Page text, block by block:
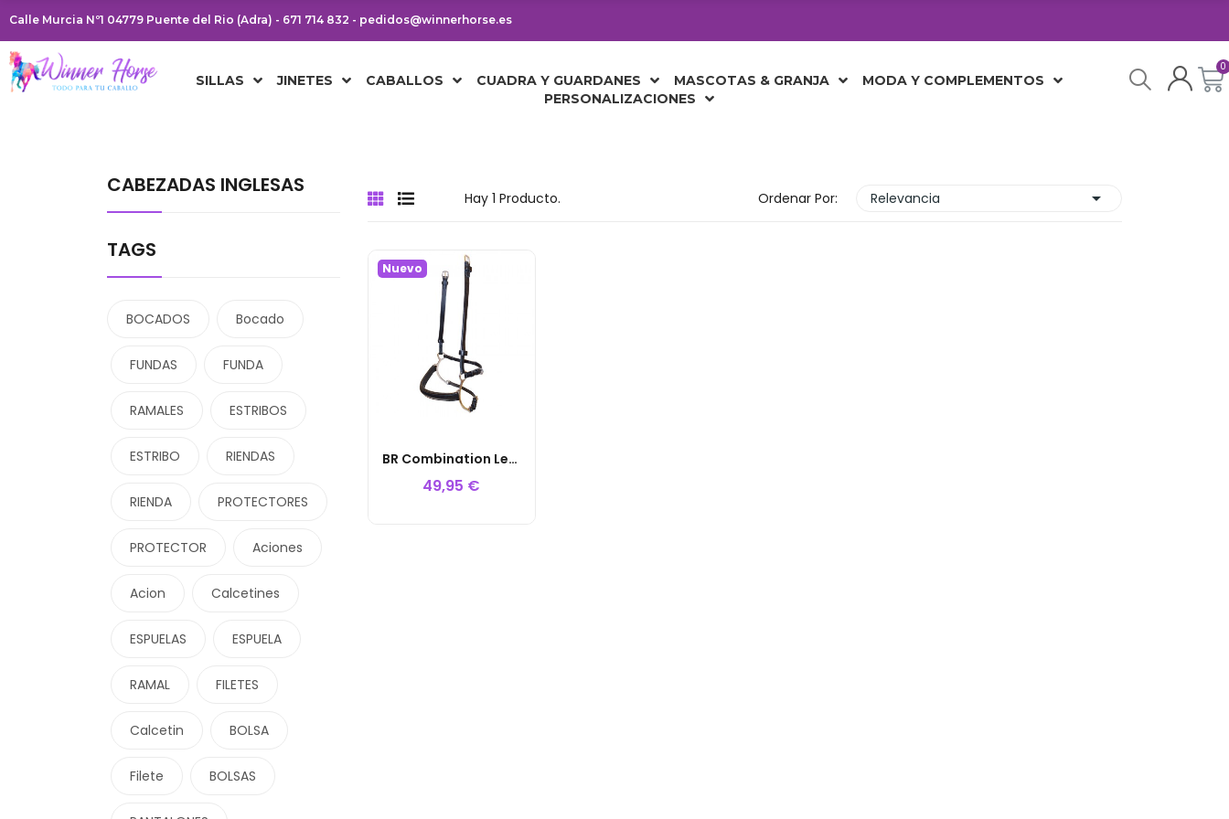
Calle Murcia Nº1 04779 Puente del Rio (Adra) - 671 714 832 - pedidos@winnerhorse.es
SILLAS JINETES CABALLOS CUADRA Y GUARDANES MASCOTAS & GRANJA
MODA Y COMPLEMENTOS
PERSONALIZACIONES
CABEZADAS INGLESAS
TAGS
BOCADOS Bocado
FUNDAS FUNDA
RAMALES ESTRIBOS
ESTRIBO RIENDAS
RIENDA PROTECTORES
PROTECTOR Aciones
Acion Calcetines
ESPUELAS ESPUELA
RAMAL FILETES
Calcetin BOLSA
Filete BOLSAS
Hay 1 Producto. Ordenar Por: Relevancia 
Nuevo
BR Combination Lever Noseband
49,95 €